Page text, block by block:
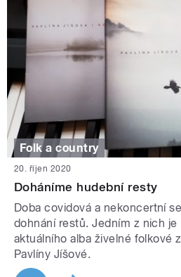
Folk a country
20. říjen 2020
Doháníme hudební resty
Doba covidová a nekoncertní
dohnání restů. Jedním z nich je
aktuálního alba živelné folkové
Pavlíny Jíšové.